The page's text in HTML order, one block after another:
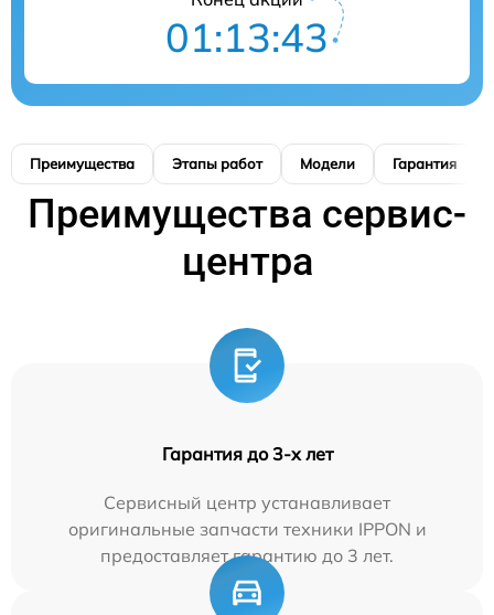
01:13:42
Преимущества Этапы работ Модели Гарантия
Преимущества сервис-
центра
Гарантия до 3-х лет
Сервисный центр устанавливает
оригинальные запчасти техники IPPON и
предоставляет гарантию до 3 лет.